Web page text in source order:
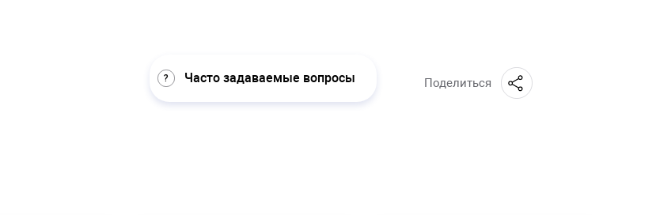
Часто задаваемые вопросы Поделиться